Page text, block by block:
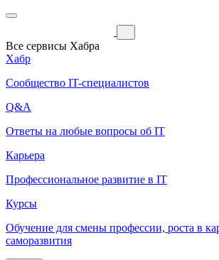
Все сервисы Хабра
Хабр
Сообщество IT-специалистов
Q&A
Ответы на любые вопросы об IT
Карьера
Профессиональное развитие в IT
Курсы
Обучение для смены профессии, роста в
саморазвития